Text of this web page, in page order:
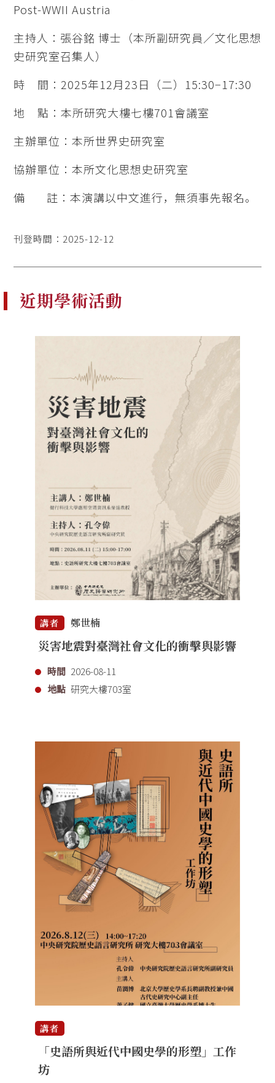
Post-WWII Austria
主持人：張谷銘 博士（本所副研究員／文化思想
史研究室召集人）
時 間：2025年12月23日（二）15:30−17:30
地 點：本所研究大樓七樓701會議室
主辦單位：本所世界史研究室
協辦單位：本所文化思想史研究室
備 註：本演講以中文進行，無須事先報名。
刊登時間：2025-12-12
近期學術活動
講者 鄭世楠
災害地震對臺灣社會文化的衝擊與影響
時間 2026-08-11
地點 研究大樓703室
講者
「史語所與近代中國史學的形塑」工作
坊